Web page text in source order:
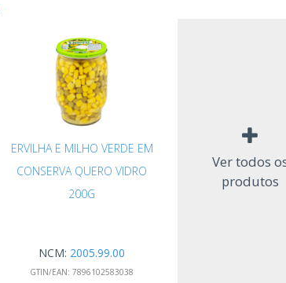
ERVILHA E MILHO VERDE EM
CONSERVA QUERO VIDRO
200G
NCM: 2005.99.00
GTIN/EAN: 7896102583038
Ver todos
produtos